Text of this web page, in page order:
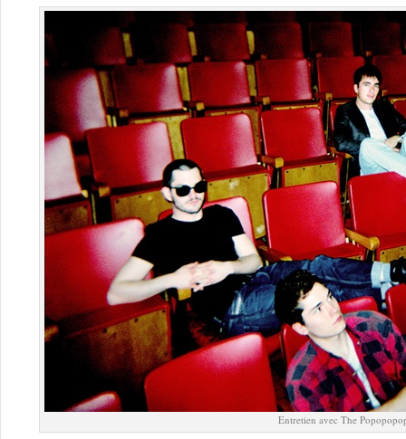
Entretien avec The